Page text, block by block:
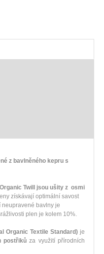
z bavlněného kepru s
Twill jsou ušity z osmi
získávají optimální savost
neupravené bavlny je
plen je kolem 10%.
Organic Textile Standard)je
postřiků za využití přírodních